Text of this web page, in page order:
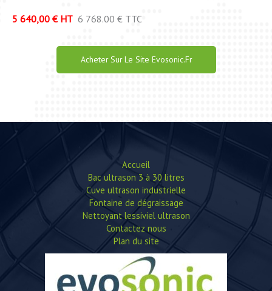
5 640,00 € HT 6 768.00 € TTC
Acheter Sur Le Site Evosonic.fr
Accueil
Bac ultrason 3 à 30 litres
Cuve ultrason industrielle
Fontaine de dégraissage
Nettoyant lessiviel ultrason
Contactez nous
Plan du site